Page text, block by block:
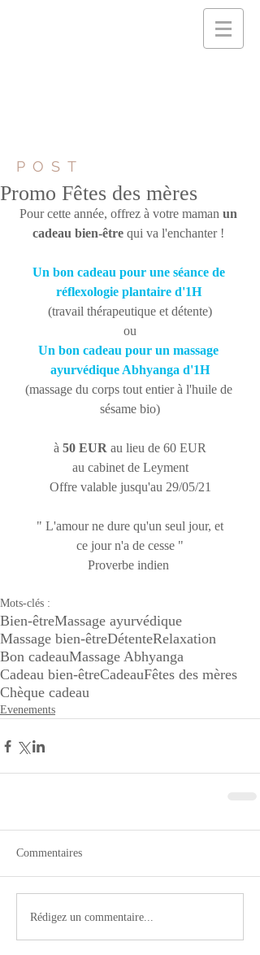
POST
Promo Fêtes des mères
Pour cette année, offrez à votre maman un
cadeau bien-être qui va l'enchanter !
Un bon cadeau pour une séance de
réflexologie plantaire d'1H
(travail thérapeutique et détente)
ou
Un bon cadeau pour un massage
ayurvédique Abhyanga d'1H
(massage du corps tout entier à l'huile de
sésame bio)
à 50 EUR au lieu de 60 EUR
au cabinet de Leyment
Offre valable jusqu'au 29/05/21
" L'amour ne dure qu'un seul jour, et
ce jour n'a de cesse "
Proverbe indien
Mots-clés :
Bien-êtreMassage ayurvédique
Massage bien-êtreDétenteRelaxation
Bon cadeauMassage Abhyanga
Cadeau bien-êtreCadeauFêtes des mères
Chèque cadeau
Evenements
Commentaires
Rédigez un commentaire...